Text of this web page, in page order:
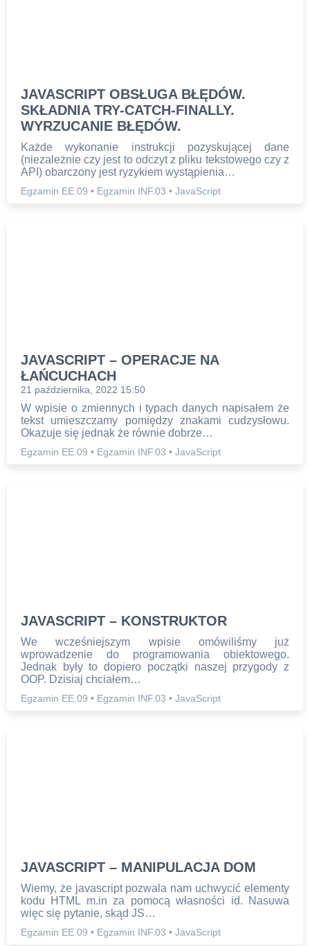
BLOG
FORUM
JAVASCRIPT OBSŁUGA BŁĘDÓW.
SKŁADNIA TRY-CATCH-FINALLY.
WYRZUCANIE BŁĘDÓW.
Każde wykonanie instrukcji pozyskującej dane
(niezależnie czy jest to odczyt z pliku tekstowego czy z
API) obarczony jest ryzykiem wystąpienia…
Egzamin EE.09 • Egzamin INF.03 • JavaScript
JAVASCRIPT – OPERACJE NA
ŁAŃCUCHACH
21 października, 2022 15:50
W wpisie o zmiennych i typach danych napisałem że
tekst umieszczamy pomiędzy znakami cudzysłowu.
Okazuje się jednak że równie dobrze…
Egzamin EE.09 • Egzamin INF.03 • JavaScript
JAVASCRIPT – KONSTRUKTOR
We wcześniejszym wpisie omówiliśmy już
wprowadzenie do programowania obiektowego.
Jednak były to dopiero początki naszej przygody z
OOP. Dzisiaj chciałem…
Egzamin EE.09 • Egzamin INF.03 • JavaScript
JAVASCRIPT – MANIPULACJA DOM
Wiemy, że javascript pozwala nam uchwycić elementy
kodu HTML m.in za pomocą własności id. Nasuwa
więc się pytanie, skąd JS…
Egzamin EE.09 • Egzamin INF.03 • JavaScript